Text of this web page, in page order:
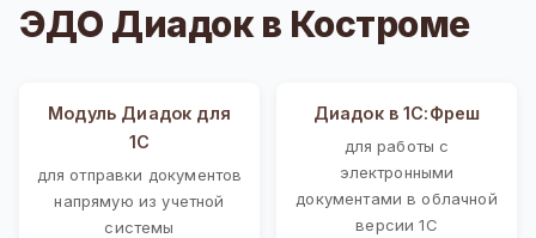
ЭДО Диадок в Костроме
Модуль Диадок для
1С
для отправки документов
напрямую из учетной
системы
Диадок в 1С:Фреш
для работы с
электронными
документами в облачной
версии 1С